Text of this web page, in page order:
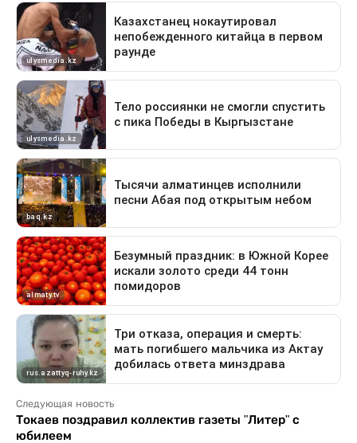
Следующая новость
Токаев поздравил коллектив газеты "Литер" с
юбилеем